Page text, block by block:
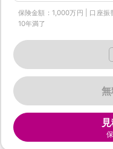
保険金額：1,000万円 | 口座振
10年満了